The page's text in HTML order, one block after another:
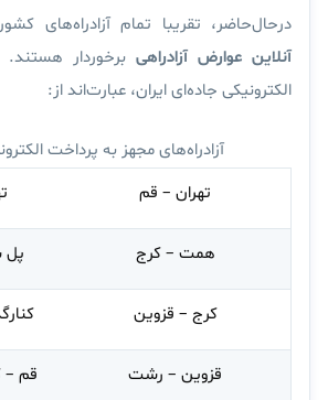
درحال‌حاضر، تقریبا تمام آزادراه‌های
آنلاین عوارض آزادراهی برخوردار
الکترونیکی جاده‌ای ایران، عبارت‌اند از:
آزادراه‌های مجهز به پرداخت
تهران – قم
همت – کرج پل
کرج – قزوین
قزوین – رشت قم –